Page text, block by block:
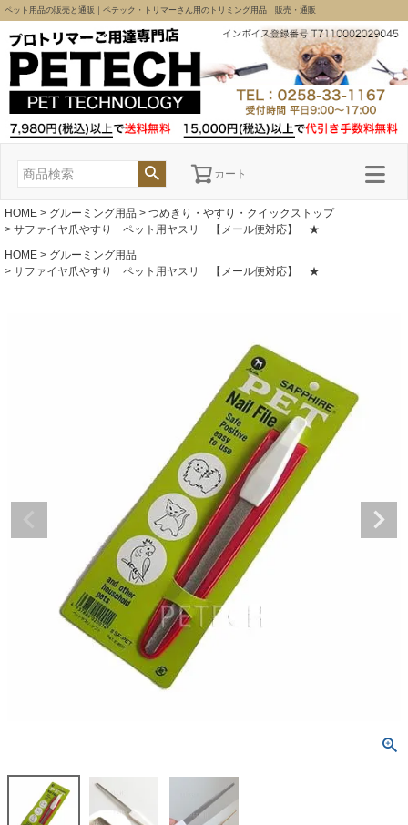
ペット用品の販売と通販｜ペテック・トリマーさん用のトリミング用品 販売・通販
カート
HOME グルーミング用品
つめきり・やすり・クイックストップ
サファイヤ爪やすり ペット用ヤスリ 【メール便対応】 ★
HOME
グルーミング用品
サファイヤ爪やすり ペット用ヤスリ 【メール便対応】 ★